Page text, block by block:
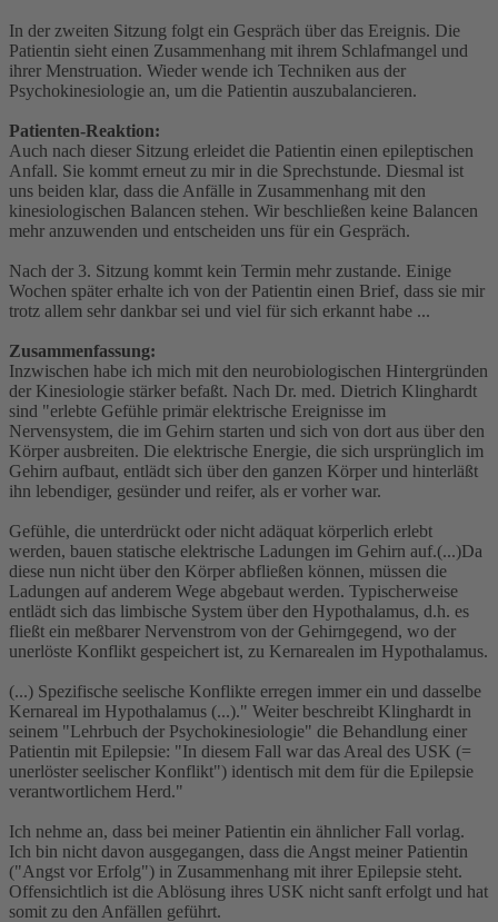
In der zweiten Sitzung folgt ein Gespräch über das Ereignis. Die
Patientin sieht einen Zusammenhang mit ihrem Schlafmangel und
ihrer Menstruation. Wieder wende ich Techniken aus der
Psychokinesiologie an, um die Patientin auszubalancieren.
Patienten-Reaktion:
Auch nach dieser Sitzung erleidet die Patientin einen epileptischen
Anfall. Sie kommt erneut zu mir in die Sprechstunde. Diesmal ist
uns beiden klar, dass die Anfälle in Zusammenhang mit den
kinesiologischen Balancen stehen. Wir beschließen keine Balancen
mehr anzuwenden und entscheiden uns für ein Gespräch.
Nach der 3. Sitzung kommt kein Termin mehr zustande. Einige
Wochen später erhalte ich von der Patientin einen Brief, dass sie mir
trotz allem sehr dankbar sei und viel für sich erkannt habe ...
Zusammenfassung:
Inzwischen habe ich mich mit den neurobiologischen Hintergründen
der Kinesiologie stärker befaßt. Nach Dr. med. Dietrich Klinghardt
sind "erlebte Gefühle primär elektrische Ereignisse im
Nervensystem, die im Gehirn starten und sich von dort aus über den
Körper ausbreiten. Die elektrische Energie, die sich ursprünglich im
Gehirn aufbaut, entlädt sich über den ganzen Körper und hinterläßt
ihn lebendiger, gesünder und reifer, als er vorher war.
Gefühle, die unterdrückt oder nicht adäquat körperlich erlebt
werden, bauen statische elektrische Ladungen im Gehirn auf.(...)Da
diese nun nicht über den Körper abfließen können, müssen die
Ladungen auf anderem Wege abgebaut werden. Typischerweise
entlädt sich das limbische System über den Hypothalamus, d.h. es
fließt ein meßbarer Nervenstrom von der Gehirngegend, wo der
unerlöste Konflikt gespeichert ist, zu Kernarealen im Hypothalamus.
(...) Spezifische seelische Konflikte erregen immer ein und dasselbe
Kernareal im Hypothalamus (...)." Weiter beschreibt Klinghardt in
seinem "Lehrbuch der Psychokinesiologie" die Behandlung einer
Patientin mit Epilepsie: "In diesem Fall war das Areal des USK (=
unerlöster seelischer Konflikt") identisch mit dem für die Epilepsie
verantwortlichem Herd."
Ich nehme an, dass bei meiner Patientin ein ähnlicher Fall vorlag.
Ich bin nicht davon ausgegangen, dass die Angst meiner Patientin
("Angst vor Erfolg") in Zusammenhang mit ihrer Epilepsie steht.
Offensichtlich ist die Ablösung ihres USK nicht sanft erfolgt und hat
somit zu den Anfällen geführt.